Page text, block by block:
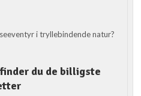
i tryllebindende natur?
du de billigste